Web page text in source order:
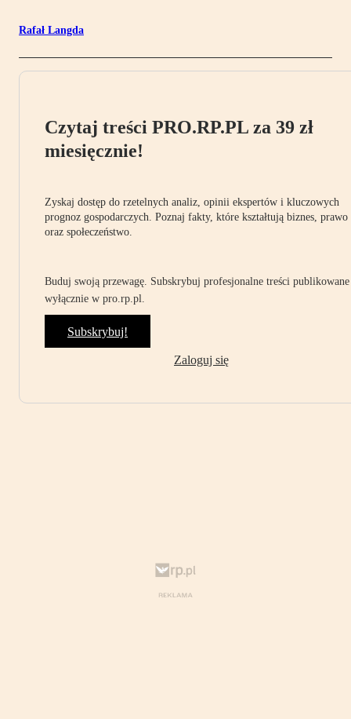
Rafał Langda
Czytaj treści PRO.RP.PL za 39 zł
miesięcznie!
Zyskaj dostęp do rzetelnych analiz, opinii ekspertów i kluczowych
prognoz gospodarczych. Poznaj fakty, które kształtują biznes, prawo
oraz społeczeństwo.
Buduj swoją przewagę. Subskrybuj profesjonalne treści publikowane
wyłącznie w pro.rp.pl.
Subskrybuj!
Zaloguj się